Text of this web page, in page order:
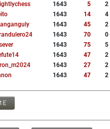
1643 5
2
1643 14
4
1643 45
2
1643 70
0
1643 75
5
1643 47
2
1643 27
2
1643 47 2